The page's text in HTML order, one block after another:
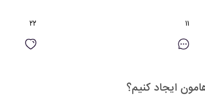
١١ ٢٢
ایجاد کنیم؟